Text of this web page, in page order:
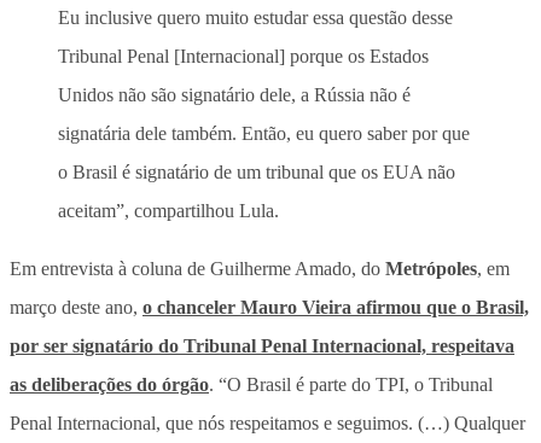
Eu inclusive quero muito estudar essa questão desse
Tribunal Penal [Internacional] porque os Estados
Unidos não são signatário dele, a Rússia não é
signatária dele também. Então, eu quero saber por que
o Brasil é signatário de um tribunal que os EUA não
aceitam”, compartilhou Lula.
Em entrevista à coluna de Guilherme Amado, do Metrópoles, em
março deste ano, o chanceler Mauro Vieira afirmou que o Brasil,
por ser signatário do Tribunal Penal Internacional, respeitava
as deliberações do órgão. “O Brasil é parte do TPI, o Tribunal
Penal Internacional, que nós respeitamos e seguimos. (…) Qualquer